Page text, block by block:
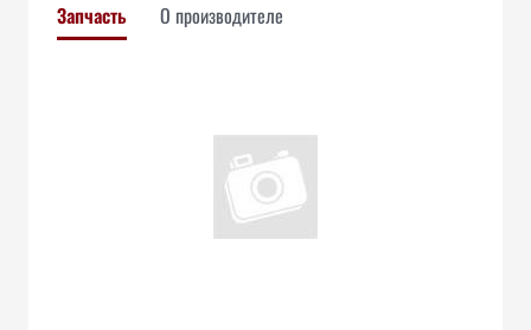
Запчасть О производителе